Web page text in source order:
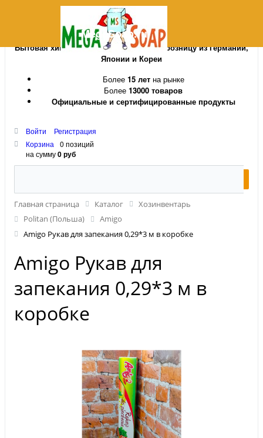
MegaSoap.ru
Бытовая химия и косметика оптом и в розницу из Германии,
Японии и Кореи
Более 15 летна рынке
Более 13000 товаров
Официальные и сертифицированные продукты
Войти
Регистрация
Корзина
0 позиций
на сумму0 руб
Главная страница Каталог
Хозинвентарь
Politan (Польша)
Amigo
Amigo Рукав для запекания 0,29*3 м в коробке
Amigo Рукав для
запекания 0,29*3 м в
коробке